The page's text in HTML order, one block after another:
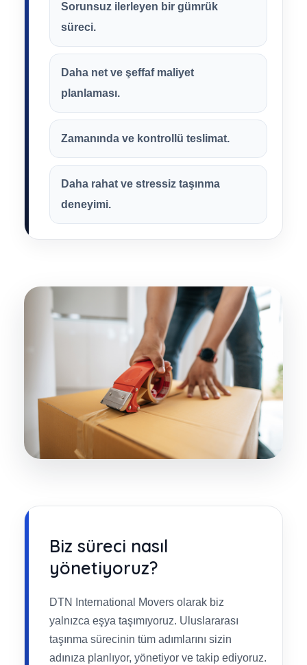
Sorunsuz ilerleyen bir gümrük
süreci.
Daha net ve şeffaf maliyet
planlaması.
Zamanında ve kontrollü teslimat.
Daha rahat ve stressiz taşınma
deneyimi.
Biz süreci nasıl
yönetiyoruz?
DTN International Movers olarak biz
yalnızca eşya taşımıyoruz. Uluslararası
taşınma sürecinin tüm adımlarını sizin
adınıza planlıyor, yönetiyor ve takip ediyoruz.